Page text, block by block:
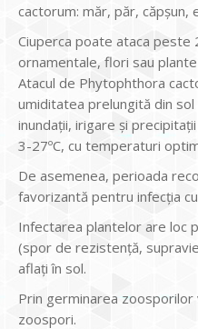
cactorum: măr, păr, căpșun,
Ciuperca poate ataca peste
ornamentale, flori sau
Atacul de Phytophthora
umiditatea prelungită din
inundații, irigare și
3-27ºC, cu temperaturi
De asemenea, perioada
favorizantă pentru infecția
Infectarea plantelor are loc
(spor de rezistență,
aflați în sol.
Prin germinarea
zoospori.